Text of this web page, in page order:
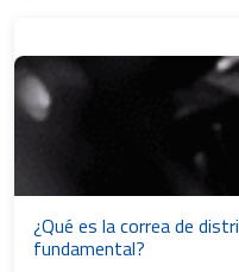
¿Qué es la correa de
fundamental?